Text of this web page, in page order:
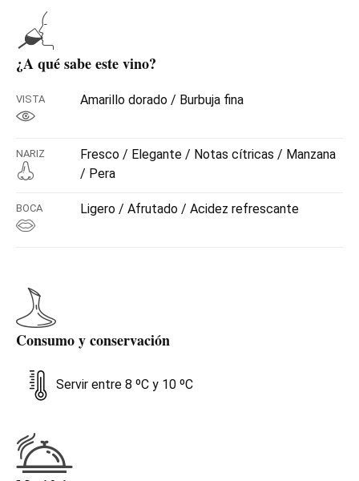
¿A qué sabe este vino?
VISTA Amarillo dorado / Burbuja fina
NARIZ
Fresco / Elegante / Notas cítricas / Manzana
/ Pera
BOCA Ligero / Afrutado / Acidez refrescante
Consumo y conservación
Servir entre 8 ºC y 10 ºC